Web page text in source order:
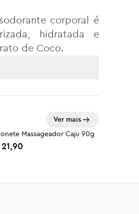
corporal é
hidratada e
de Coco.
Ver mais
Massageador Caju 90g
21,90